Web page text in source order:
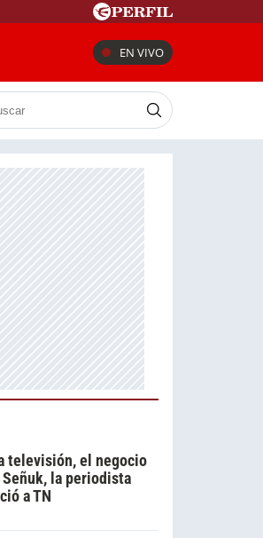
EN VIVO
televisión, el negocio
la periodista
a TN